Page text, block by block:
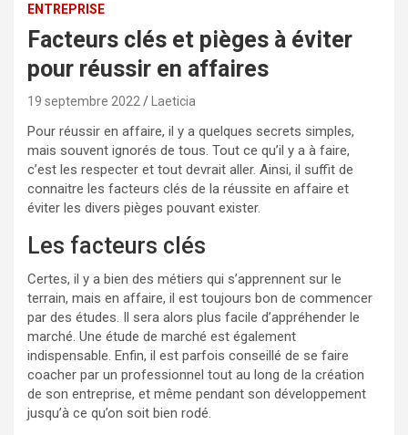
ENTREPRISE
Facteurs clés et pièges à éviter
pour réussir en affaires
19 septembre 2022 Laeticia
Pour réussir en affaire, il y a quelques secrets simples,
mais souvent ignorés de tous. Tout ce qu’il y a à faire,
c’est les respecter et tout devrait aller. Ainsi, il suffit de
connaitre les facteurs clés de la réussite en affaire et
éviter les divers pièges pouvant exister.
Les facteurs clés
Certes, il y a bien des métiers qui s’apprennent sur le
terrain, mais en affaire, il est toujours bon de commencer
par des études. Il sera alors plus facile d’appréhender le
marché. Une étude de marché est également
indispensable. Enfin, il est parfois conseillé de se faire
coacher par un professionnel tout au long de la création
de son entreprise, et même pendant son développement
jusqu’à ce qu’on soit bien rodé.